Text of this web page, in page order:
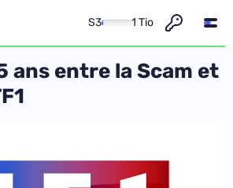
S3 1 Tio
ans entre la Scam et